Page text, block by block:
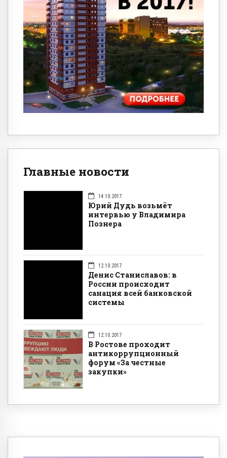
Главные новости
14.10.2017
Юрий Дудь возьмёт
интервью у Владимира
Познера
12.10.2017
Денис Станиславов: в
России происходит
санация всей банковской
системы
12.10.2017
В Ростове проходит
антикоррупционный
форум «За честные
закупки»